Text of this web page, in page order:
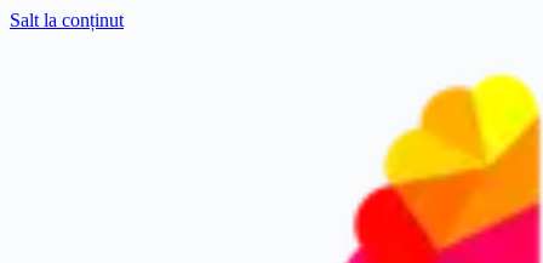
Salt la conținut